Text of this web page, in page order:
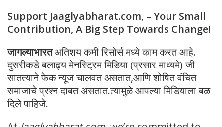
Support Jaaglyabharat.com, – Your Small
Contribution, A Big Step Towards Change!
जागल्याभारतअतिशय कमी रिसोर्स मध्ये काम करत आहे.
दुसरीकडे बलाढ्य मेनस्ट्रिम मिडिया (प्रसार माध्यमे) जी
सातत्याने फेक न्यूज चालवत असतात,आणि शोषित वंचित
समाजाचे प्रश्न दाबत असतात.त्यामुळे आपल्या मिडियाला बळ
दिले पाहिजे.